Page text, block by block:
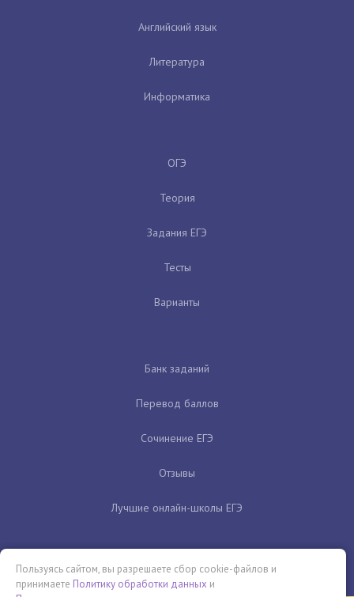
Английский язык
Литература
Информатика
ОГЭ
Теория
Задания ЕГЭ
Тесты
Варианты
Банк заданий
Перевод баллов
Сочинение ЕГЭ
Отзывы
Лучшие онлайн-школы ЕГЭ
Пользуясь сайтом, вы разрешаете сбор cookie-файлов и
принимаете Политику обработки данных и